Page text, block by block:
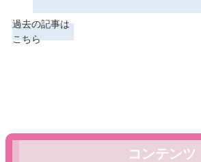
過去の記事は
こちら
コンテンツ